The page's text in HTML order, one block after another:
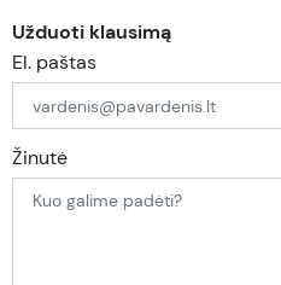
Užduoti klausimą
El. paštas
Žinutė